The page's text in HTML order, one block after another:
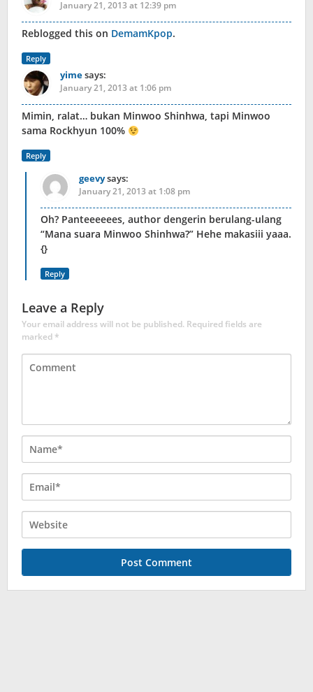
January 21, 2013 at 12:39 pm
Reblogged this on DemamKpop.
Reply
yimesays:
January 21, 2013 at 1:06 pm
Mimin, ralat… bukan Minwoo Shinhwa, tapi Minwoo
sama Rockhyun 100%
Reply
geevysays:
January 21, 2013 at 1:08 pm
Oh? Panteeeeees, author dengerin berulang-ulang
“Mana suara Minwoo Shinhwa?” Hehe makasiii yaaa.
{}
Reply
Leave a Reply
Your email address will not be published. Required fields are
marked*